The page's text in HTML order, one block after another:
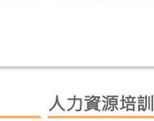
人力資源培訓